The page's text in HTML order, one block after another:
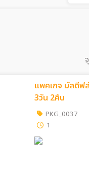
แพคเกจ มัลดีฟ
3วัน 2คืน
PKG_0037
1